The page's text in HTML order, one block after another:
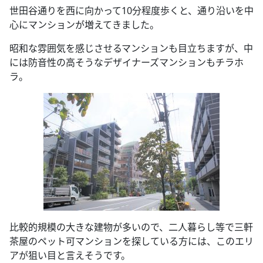
世田谷通りを西に向かって10分程度歩くと、通り沿いを中
心にマンションが増えてきました。
昭和な雰囲気を感じさせるマンションも目立ちますが、中
には防音性の高そうなデザイナーズマンションもチラホ
ラ。
比較的規模の大きな建物が多いので、二人暮らし等で三軒
茶屋のペット可マンションを探している方には、このエリ
アが狙い目と言えそうです。